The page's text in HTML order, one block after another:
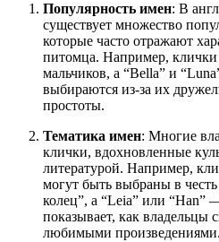
Популярность имен: В
существует множество
которые часто отражают
питомца. Например, клички
мальчиков, а “Bella” и
выбираются из-за их
простоты.
Тематика имен: Многие
клички, вдохновленные
литературой. Например,
могут быть выбраны в
колец”, а “Leia” или “Han”
показывает, как владельцы
любимыми произведениями.